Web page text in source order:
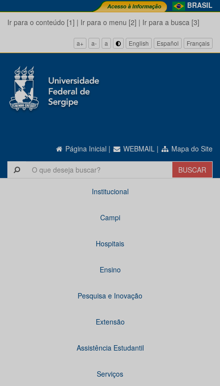
BRASIL
Ir para o conteúdo [1] | Ir para o menu [2] | Ir para a busca [3]
a+ a- a English Español Français
Página Inicial | WEBMAIL | Mapa do Site
Institucional
Campi
Hospitais
Ensino
Pesquisa e Inovação
Extensão
Assistência Estudantil
Serviços